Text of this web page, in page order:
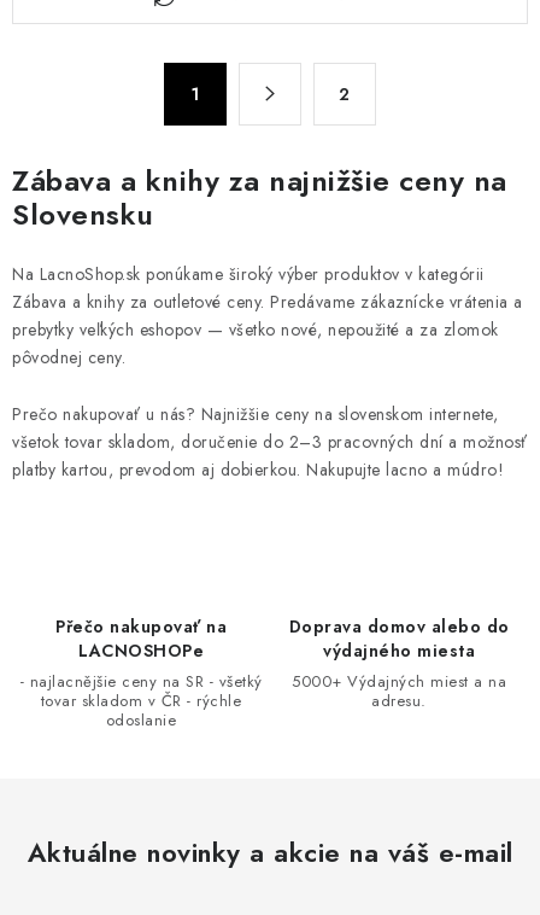
c
i
e
p
r
v
k
v
ý
p
á
n
k
v
a
n
i
1 2
Zábava a knihy za najnižšie ceny na
Slovensku
Na LacnoShop.sk ponúkame široký výber produktov v kategórii
Zábava a knihy za outletové ceny. Predávame zákaznícke vrátenia a
prebytky veľkých eshopov — všetko nové, nepoužité a za zlomok
pôvodnej ceny.
Prečo nakupovať u nás? Najnižšie ceny na slovenskom internete,
všetok tovar skladom, doručenie do 2–3 pracovných dní a možnosť
platby kartou, prevodom aj dobierkou. Nakupujte lacno a múdro!
Přečo nakupovať na
LACNOSHOPe
- najlacnějšie ceny na SR - všetký
tovar skladom v ČR - rýchle
odoslanie
Doprava domov alebo do
výdajného miesta
5000+ Výdajných miest a na
adresu.
Aktuálne novinky a akcie na váš e-mail